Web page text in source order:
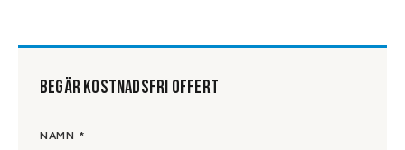
BEGÄR KOSTNADSFRI OFFERT
NAMN *